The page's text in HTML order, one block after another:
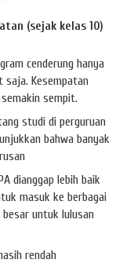
(sejak kelas 10)
cenderung hanya
saja. Kesempatan
sempit.
studi di perguruan
bahwa banyak
dianggap lebih baik
masuk ke berbagai
untuk lulusan
rendah